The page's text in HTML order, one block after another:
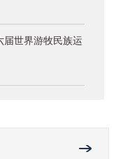
届世界游牧民族运